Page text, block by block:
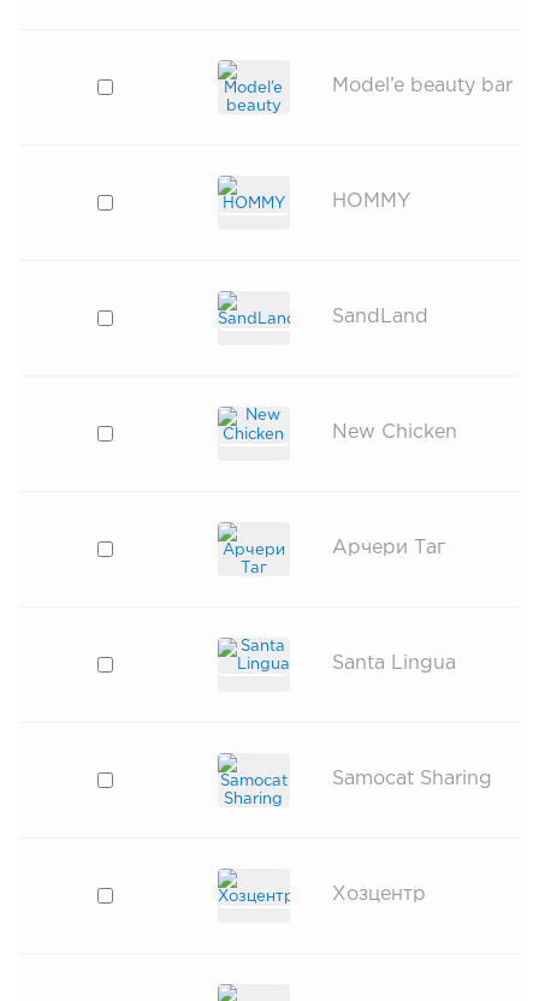
Model’e beauty bar
HOMMY
SandLand
New Chicken
Арчери Таг
Santa Lingua
Samocat Sharing
Хозцентр